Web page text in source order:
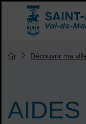
Menu de raccourcis
Accueil ville de Saint-
AIDES
Vous êtes ici :
Page d'accueil du site
Découvrir ma